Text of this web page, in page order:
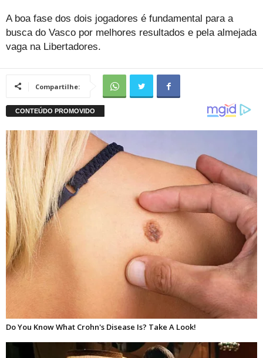
A boa fase dos dois jogadores é fundamental para a
busca do Vasco por melhores resultados e pela almejada
vaga na Libertadores.
Compartilhe: